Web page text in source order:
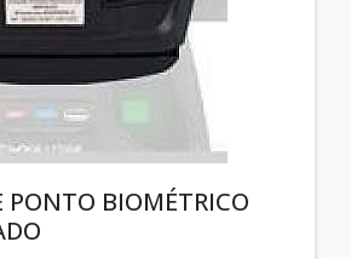
PONTO BIOMÉTRICO